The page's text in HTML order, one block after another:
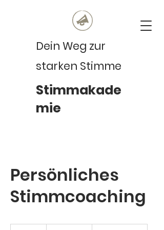
Dein Weg zur
starken Stimme
Stimmakade
mie
Persönliches
Stimmcoaching